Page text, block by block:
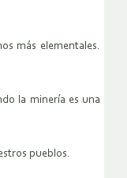
más elementales.
la minería es una
pueblos.